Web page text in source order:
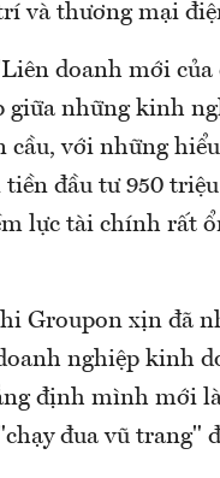
và thương mại
doanh mới
giữa những kinh
cầu, với những
đầu tư 950
lực tài chính rất
Groupon xịn đã
nghiệp kinh
định mình mới
đua vũ trang"